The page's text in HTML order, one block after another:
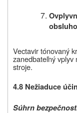
Vectavirtónovaný
zanedbateľný vplyv
stroje.
4.8 Nežiaduce
Súhrn